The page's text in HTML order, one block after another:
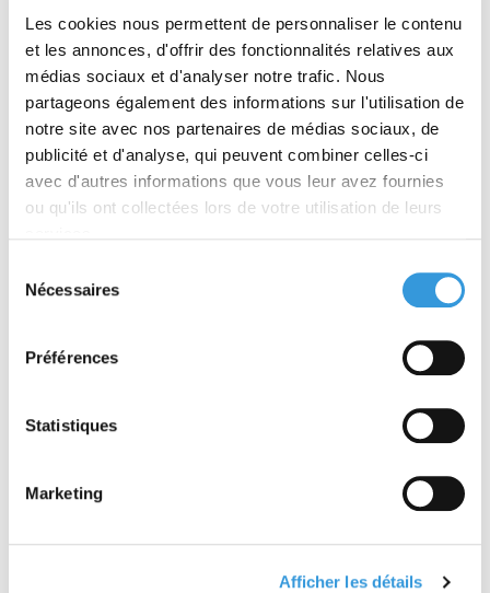
Les cookies nous permettent de personnaliser le contenu
et les annonces, d'offrir des fonctionnalités relatives aux
médias sociaux et d'analyser notre trafic. Nous
partageons également des informations sur l'utilisation de
notre site avec nos partenaires de médias sociaux, de
publicité et d'analyse, qui peuvent combiner celles-ci
avec d'autres informations que vous leur avez fournies
ou qu'ils ont collectées lors de votre utilisation de leurs
Nécessaires
Préférences
Statistiques
Marketing
Afficher les détails
L'Expert 138
À partir de 51,00 €
TTC
Découvrir
L'Expert 137
À partir de 51,00 €
TTC
Découvrir
L'Expert 136
TTC
TTC